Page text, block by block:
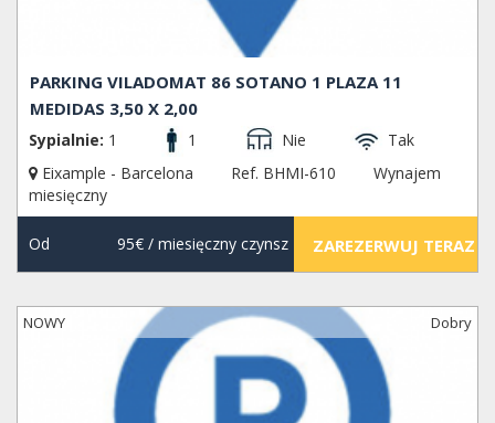
PARKING VILADOMAT 86 SOTANO 1 PLAZA 11
MEDIDAS 3,50 X 2,00
Sypialnie: 1 1 Nie
Tak
Eixample - Barcelona
Ref. BHMI-610
Wynajem
miesięczny
Od 95€/ miesięczny czynsz ZAREZERWUJ TERAZ
NOWY Dobry